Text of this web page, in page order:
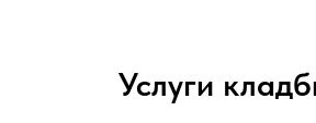
Услуги